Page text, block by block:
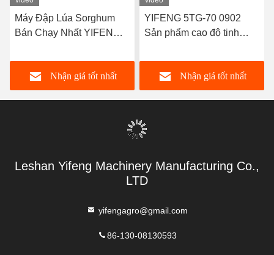
Máy Đập Lúa Sorghum
Bán Chạy Nhất YIFENG
Cao
Nhận giá tốt nhất
YIFENG 5TG-70 0902
Sản phẩm cao độ tinh
Nhận giá tốt nhất
Leshan Yifeng Machinery Manufacturing Co.,
LTD
yifengagro@gmail.com
86-130-08130593